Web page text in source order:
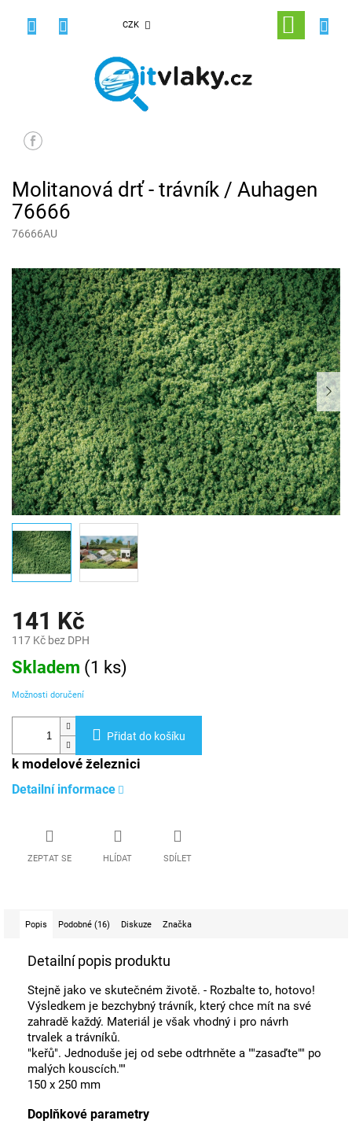
CZK
NÁKUPNÍ
KOŠÍK
Molitanová drť - trávník / Auhagen
76666
76666AU
141 Kč
117 Kč bez DPH
Měrná
cena:
Skladem (1 ks)
Možnosti doručení
Přidat do košíku
k modelové železnici
Detailní informace
ZEPTAT SE HLÍDAT SDÍLET
Popis Podobné (16) Diskuze Značka
Detailní popis produktu
Stejně jako ve skutečném životě. - Rozbalte to, hotovo!
Výsledkem je bezchybný trávník, který chce mít na své
zahradě každý. Materiál je však vhodný i pro návrh
trvalek a trávníků.
"keřů". Jednoduše jej od sebe odtrhněte a ""zasaďte"" po
malých kouscích.""
150 x 250 mm
Doplňkové parametry